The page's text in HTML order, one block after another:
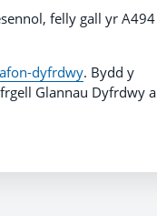
felly gall yr A494
dyfrdwy. Bydd y
Glannau Dyfrdwy a